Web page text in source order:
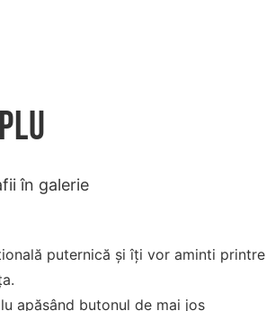
în galerie
puternică și îți vor aminti printre
apăsând butonul de mai jos